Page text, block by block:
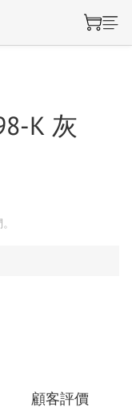
K 灰
顧客評價